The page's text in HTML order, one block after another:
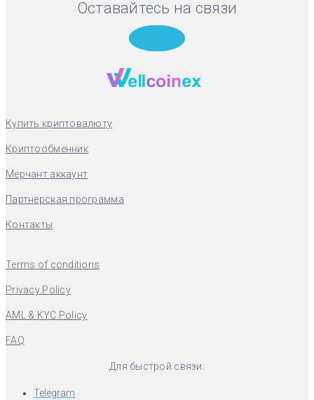
Оставайтесь на связи
Купить криптовалюту
Криптообменник
Мерчант аккаунт
Партнерская программа
Контакты
Terms of conditions
Privacy Policy
AML & KYC Policy
FAQ
Для быстрой связи:
Telegram